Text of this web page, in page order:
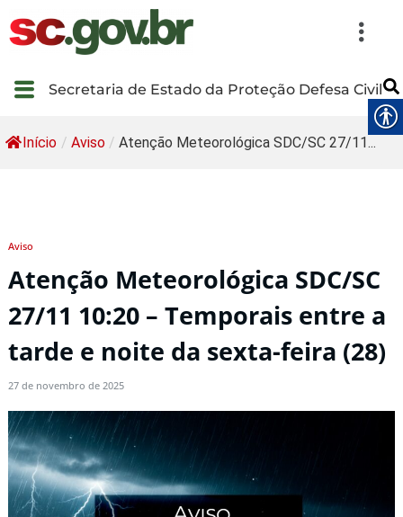
Secretaria de Estado da Proteção Defesa Civil
Início / Aviso / Atenção Meteorológica SDC/SC 27/11...
Aviso
Atenção Meteorológica SDC/SC
27/11 10:20 – Temporais entre a
tarde e noite da sexta-feira (28)
27 de novembro de 2025